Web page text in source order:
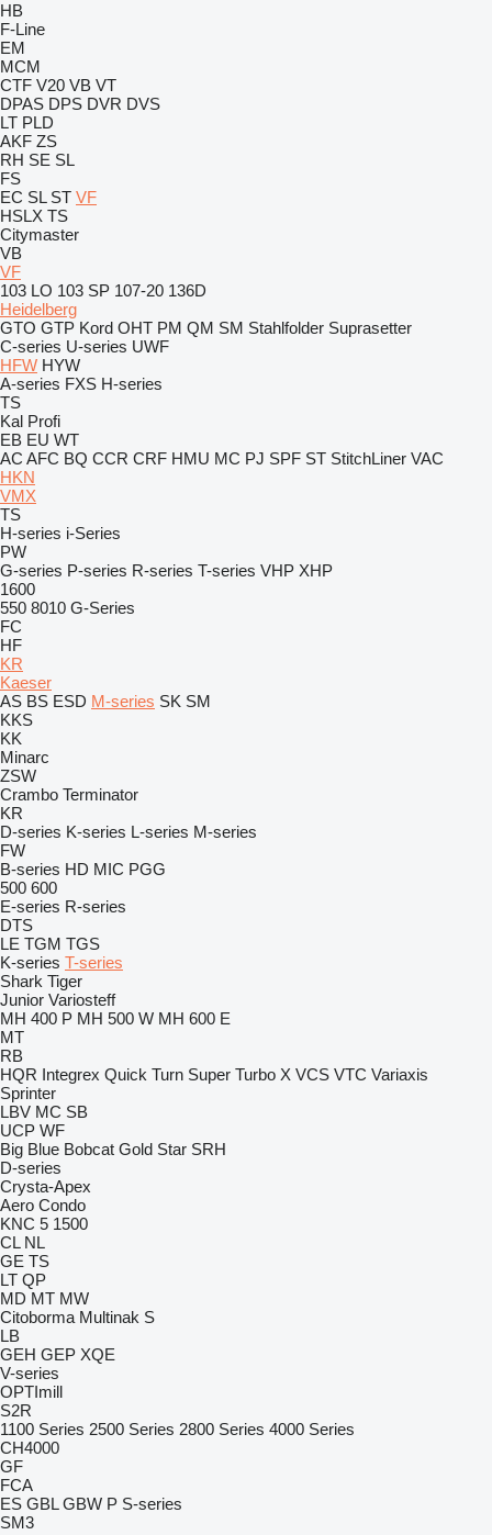
HB
F-Line
EM
MCM
CTF V20 VB VT
DPAS DPS DVR DVS
LT PLD
AKF ZS
RH SE SL
FS
EC SL ST VF
HSLX TS
Citymaster
VB
VF
103 LO 103 SP 107-20 136D
Heidelberg
GTO GTP Kord OHT PM QM SM Stahlfolder Suprasetter
C-series U-series UWF
HFW HYW
A-series FXS H-series
TS
Kal Profi
EB EU WT
AC AFC BQ CCR CRF HMU MC PJ SPF ST StitchLiner VAC
HKN
VMX
TS
H-series i-Series
PW
G-series P-series R-series T-series VHP XHP
1600
550 8010 G-Series
FC
HF
KR
Kaeser
AS BS ESD M-series SK SM
KKS
KK
Minarc
ZSW
Crambo Terminator
KR
D-series K-series L-series M-series
FW
B-series HD MIC PGG
500 600
E-series R-series
DTS
LE TGM TGS
K-series T-series
Shark Tiger
Junior Variosteff
MH 400 P MH 500 W MH 600 E
MT
RB
HQR Integrex Quick Turn Super Turbo X VCS VTC Variaxis
Sprinter
LBV MC SB
UCP WF
Big Blue Bobcat Gold Star SRH
D-series
Crysta-Apex
Aero Condo
KNC 5 1500
CL NL
GE TS
LT QP
MD MT MW
Citoborma Multinak S
LB
GEH GEP XQE
V-series
OPTImill
S2R
1100 Series 2500 Series 2800 Series 4000 Series
CH4000
GF
FCA
ES GBL GBW P S-series
SM3